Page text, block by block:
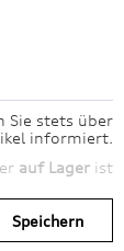
Sie stets über
informiert.
auf Lager ist
Speichern